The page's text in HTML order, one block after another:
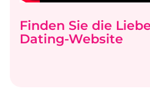
Finden Sie die
Dating-Website